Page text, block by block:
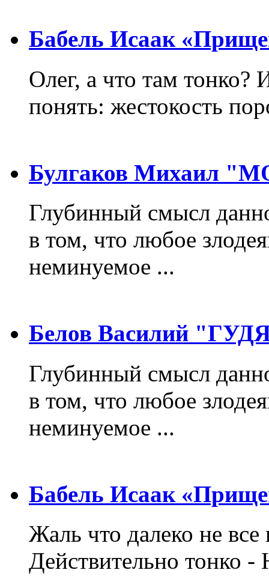
Бабель Исаак
Олег, а что там тонко?
понять: жестокость
Булгаков Михаил
Глубинный смысл
в том, что любое
неминуемое ...
Белов Василий
Глубинный смысл
в том, что любое
неминуемое ...
Бабель Исаак
Жаль что далеко не
Действительно тонко